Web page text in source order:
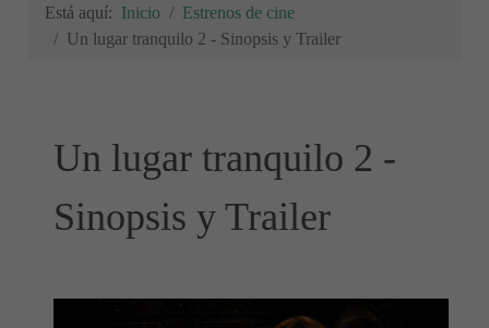
Está aquí: Inicio
Estrenos de cine
Un lugar tranquilo 2 - Sinopsis y Trailer
Un lugar tranquilo 2 -
Sinopsis y Trailer